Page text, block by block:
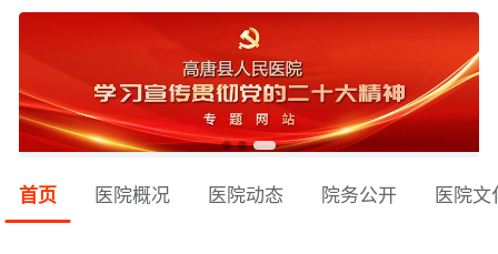
首页 医院概况 医院动态 院务公开 医院文